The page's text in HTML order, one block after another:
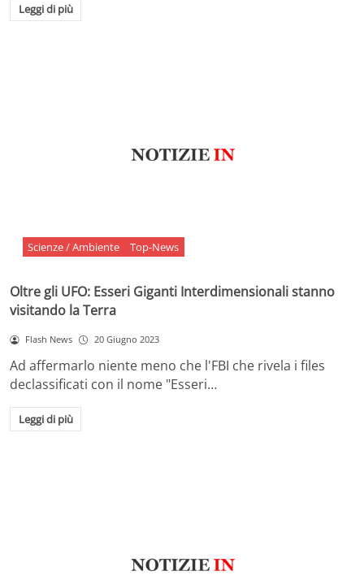
Leggi di più
Scienze / Ambiente Top-News
Oltre gli UFO: Esseri Giganti Interdimensionali stanno
visitando la Terra
Flash News 20 Giugno 2023
Ad affermarlo niente meno che l'FBI che rivela i files
declassificati con il nome "Esseri…
Leggi di più